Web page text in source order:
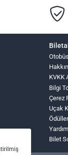
Biletall
KVKK
Bilgi
Çerez
Uçak
Bilet